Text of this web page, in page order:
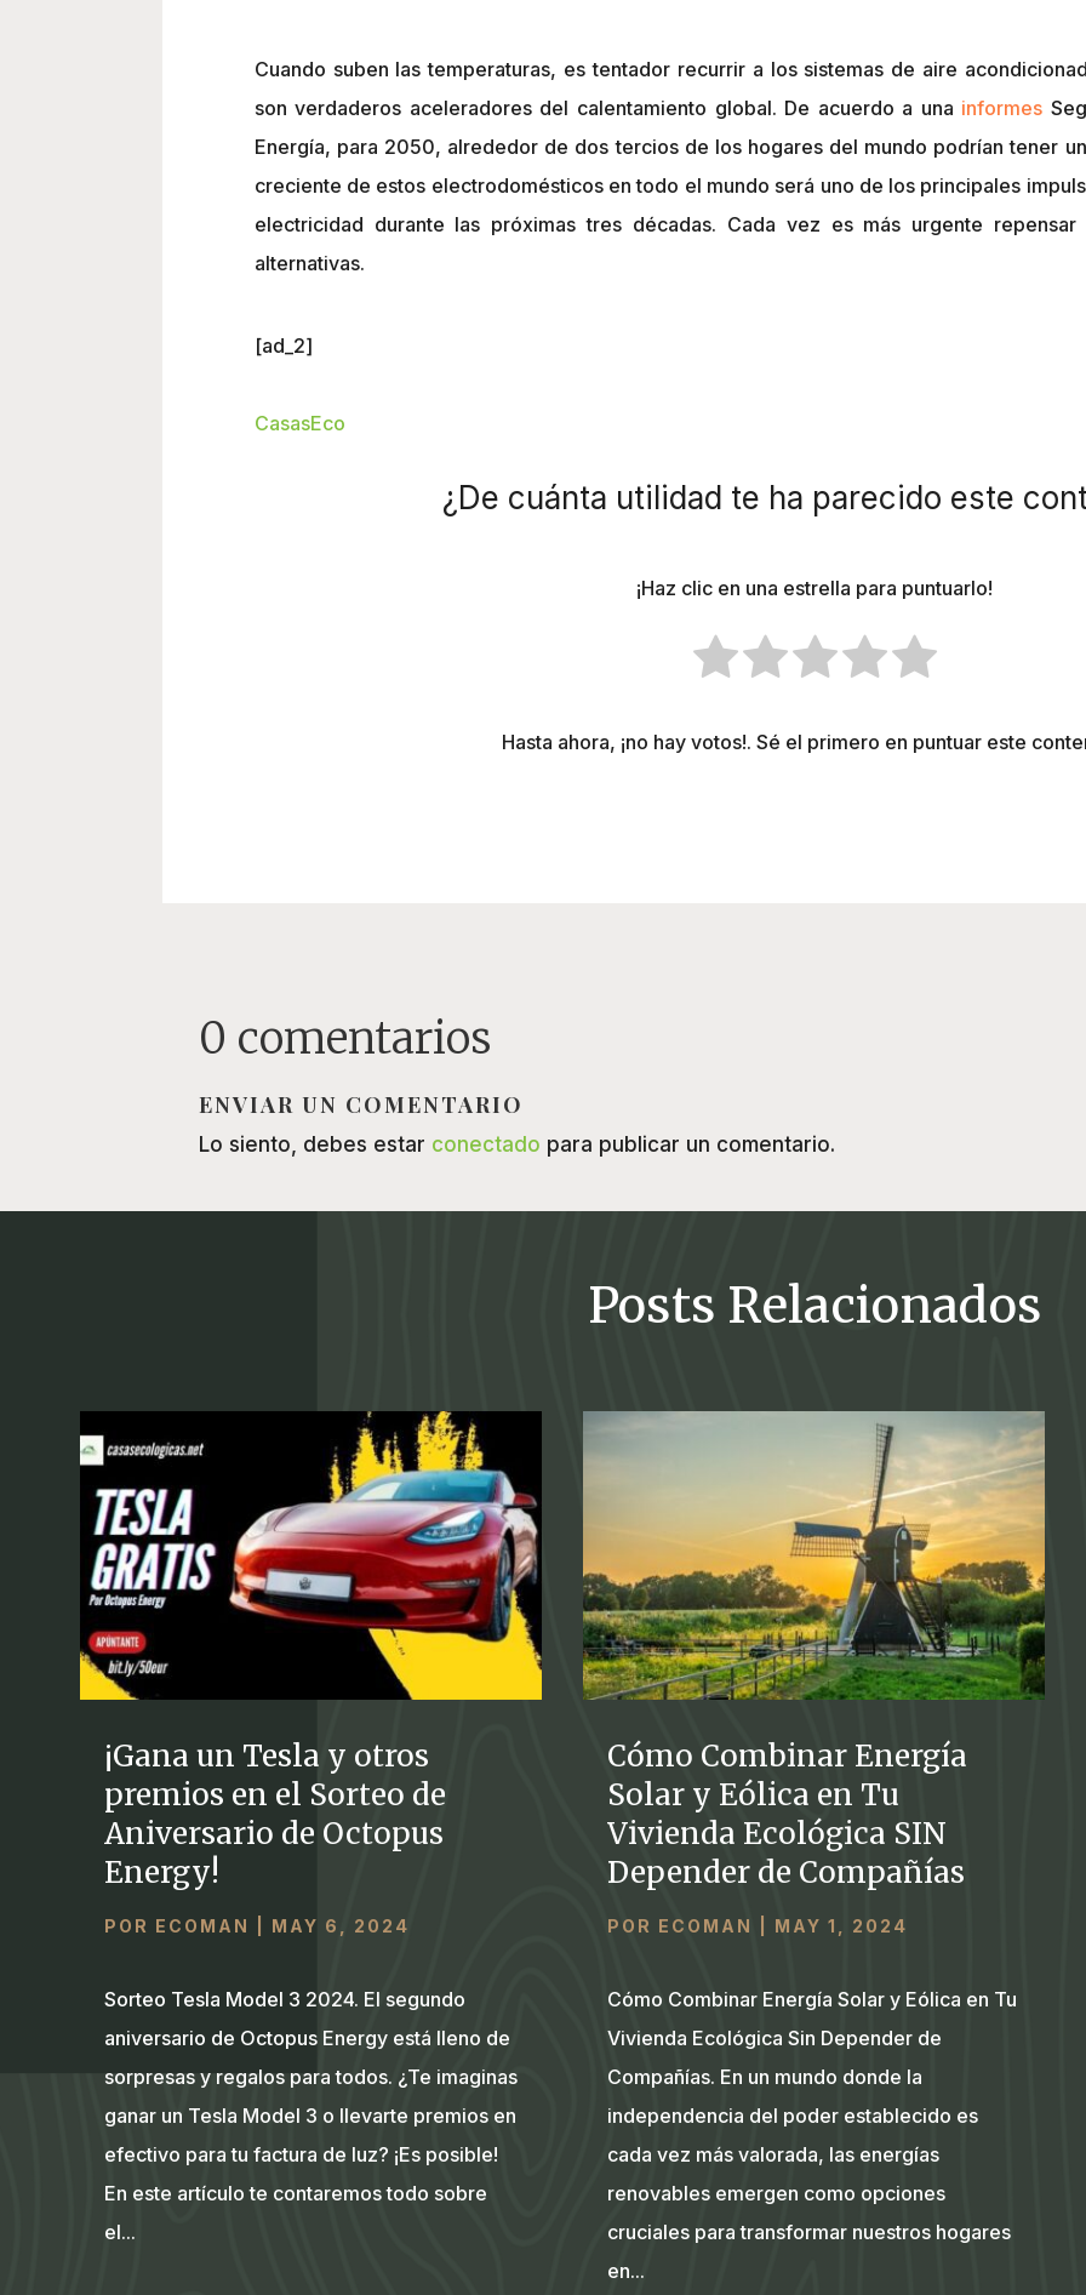
Cuando suben las temperaturas, es tentador recurrir a los sistemas de aire
son verdaderos aceleradores del calentamiento global. De acuerdo a una informes
Energía, para 2050, alrededor de dos tercios de los hogares del mundo podrían tener
creciente de estos electrodomésticos en todo el mundo será uno de los principales
electricidad durante las próximas tres décadas. Cada vez es más urgente
alternativas.
[ad_2]
CasasEco
¿De cuánta utilidad te ha parecido este
¡Haz clic en una estrella para puntuarlo!
Hasta ahora, ¡no hay votos!. Sé el primero en puntuar este
0 comentarios
ENVIAR UN COMENTARIO
Lo siento, debes estar conectado para publicar un comentario.
Posts Relacionados
¡Gana un Tesla y otros
premios en el Sorteo de
Aniversario de Octopus
Energy!
POR ECOMAN MAY 6, 2024
Sorteo Tesla Model 3 2024. El segundo
aniversario de Octopus Energy está lleno de
sorpresas y regalos para todos. ¿Te imaginas
ganar un Tesla Model 3 o llevarte premios en
efectivo para tu factura de luz? ¡Es posible!
En este artículo te contaremos todo sobre
el...
Cómo Combinar Energía
Solar y Eólica en Tu
Vivienda Ecológica SIN
Depender de Compañías
POR ECOMAN MAY 1, 2024
Cómo Combinar Energía Solar y Eólica en Tu
Vivienda Ecológica Sin Depender de
Compañías. En un mundo donde la
independencia del poder establecido es
cada vez más valorada, las energías
renovables emergen como opciones
cruciales para transformar nuestros hogares
en...